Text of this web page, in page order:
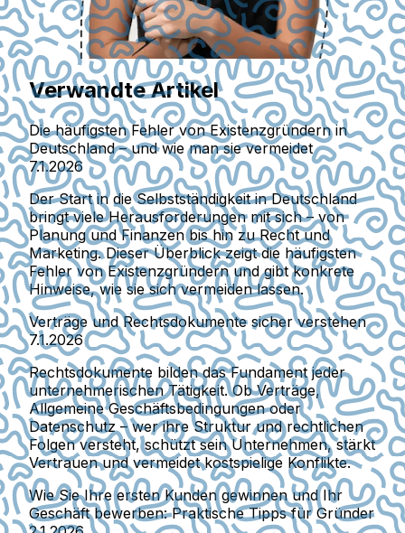
Verwandte Artikel
Die häufigsten Fehler von Existenzgründern in
Deutschland – und wie man sie vermeidet
7.1.2026
Der Start in die Selbstständigkeit in Deutschland
bringt viele Herausforderungen mit sich – von
Planung und Finanzen bis hin zu Recht und
Marketing. Dieser Überblick zeigt die häufigsten
Fehler von Existenzgründern und gibt konkrete
Hinweise, wie sie sich vermeiden lassen.
Verträge und Rechtsdokumente sicher verstehen
7.1.2026
Rechtsdokumente bilden das Fundament jeder
unternehmerischen Tätigkeit. Ob Verträge,
Allgemeine Geschäftsbedingungen oder
Datenschutz – wer ihre Struktur und rechtlichen
Folgen versteht, schützt sein Unternehmen, stärkt
Vertrauen und vermeidet kostspielige Konflikte.
Wie Sie Ihre ersten Kunden gewinnen und Ihr
Geschäft bewerben: Praktische Tipps für Gründer